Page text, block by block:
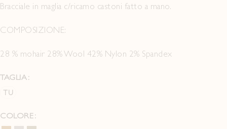
Bracciale in maglia c/ricamo castoni fatto a mano.
COMPOSIZIONE:
28 % mohair 28% Wool 42% Nylon 2% Spandex
TAGLIA
TU
COLORE